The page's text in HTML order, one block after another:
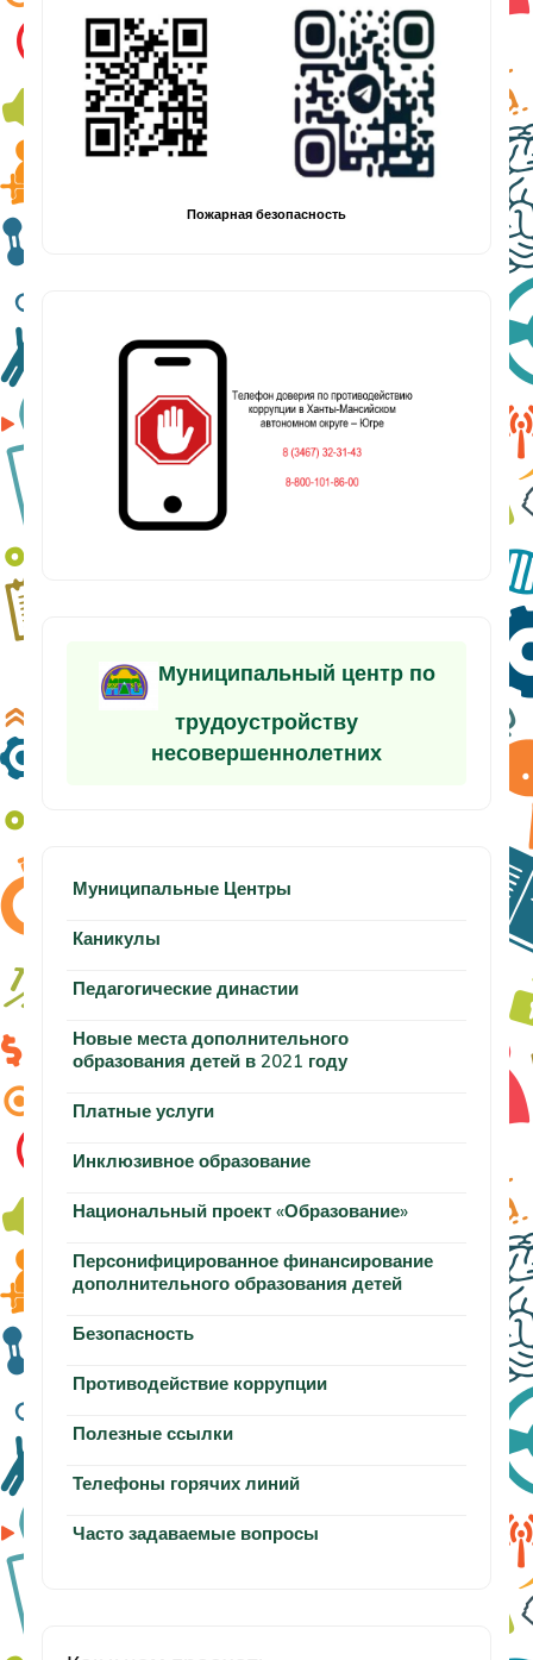
Пожарная безопасность
Муниципальный центр по
трудоустройству
несовершеннолетних
Муниципальные Центры
Каникулы
Педагогические династии
Новые места дополнительного
образования детей в 2021 году
Платные услуги
Инклюзивное образование
Национальный проект «Образование»
Персонифицированное финансирование
дополнительного образования детей
Безопасность
Противодействие коррупции
Полезные ссылки
Телефоны горячих линий
Часто задаваемые вопросы